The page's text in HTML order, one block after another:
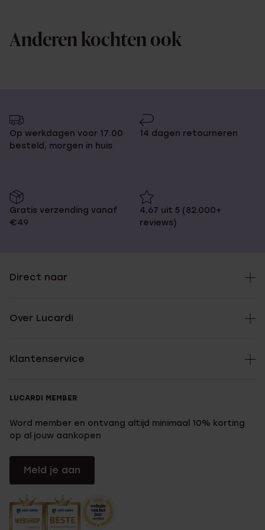
Anderen kochten ook
Op werkdagen voor 17:00
besteld, morgen in huis
14 dagen retourneren
Gratis verzending vanaf
€49
4,67 uit 5 (82.000+
reviews)
Direct naar
Over Lucardi
Klantenservice
LUCARDI MEMBER
Word member en ontvang altijd minimaal 10% korting
op al jouw aankopen
Meld je aan